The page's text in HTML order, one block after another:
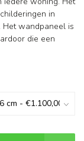
in
wandpaneel is
die een